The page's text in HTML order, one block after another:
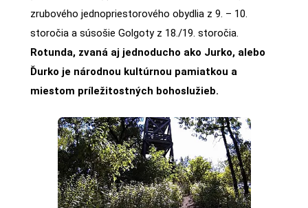
zrubového jednopriestorového obydlia z 9. – 10.
storočia a súsošie Golgoty z 18./19. storočia.
Rotunda, zvaná aj jednoducho ako Jurko, alebo
Ďurko je národnou kultúrnou pamiatkou a
miestom príležitostných bohoslužieb.